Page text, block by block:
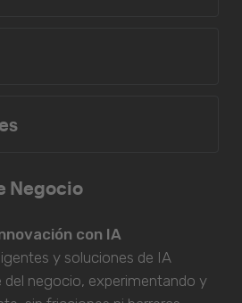
Negocio
con IA
y soluciones de IA
del negocio, experimentando y